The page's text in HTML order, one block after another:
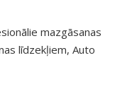
mazgāsanas
līdzekļiem, Auto